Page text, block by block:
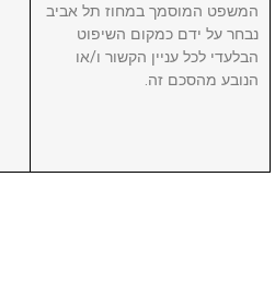
המשפט המוסמך במחוז תל אביב
נבחר על ידם כמקום השיפוט
הבלעדי לכל עניין הקשור ו/או
הנובע מהסכם זה.